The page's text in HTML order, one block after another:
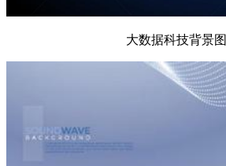
大数据科技背景图